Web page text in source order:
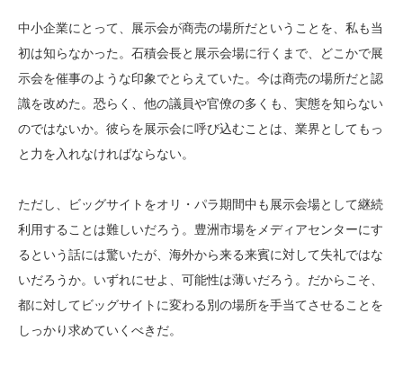
中小企業にとって、展示会が商売の場所だということを、私も当
初は知らなかった。石積会長と展示会場に行くまで、どこかで展
示会を催事のような印象でとらえていた。今は商売の場所だと認
識を改めた。恐らく、他の議員や官僚の多くも、実態を知らない
のではないか。彼らを展示会に呼び込むことは、業界としてもっ
と力を入れなければならない。
ただし、ビッグサイトをオリ・パラ期間中も展示会場として継続
利用することは難しいだろう。豊洲市場をメディアセンターにす
るという話には驚いたが、海外から来る来賓に対して失礼ではな
いだろうか。いずれにせよ、可能性は薄いだろう。だからこそ、
都に対してビッグサイトに変わる別の場所を手当てさせることを
しっかり求めていくべきだ。